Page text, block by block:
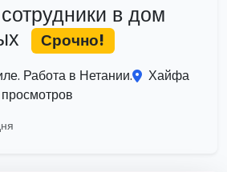
в дом
Срочно!
Работа в Нетании.
Хайфа
просмотров